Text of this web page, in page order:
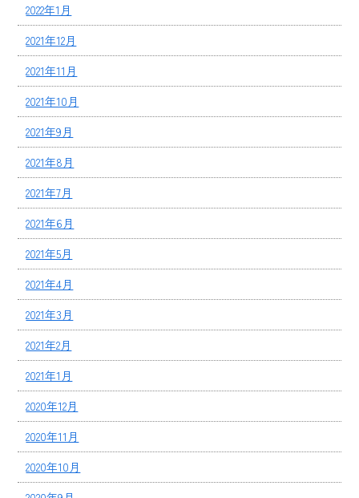
2022年1月
2021年12月
2021年11月
2021年10月
2021年9月
2021年8月
2021年7月
2021年6月
2021年5月
2021年4月
2021年3月
2021年2月
2021年1月
2020年12月
2020年11月
2020年10月